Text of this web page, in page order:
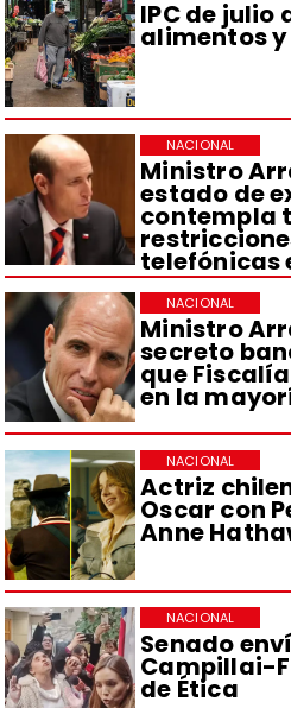
IPC de julio
alimentos
Ministro
estado de
contempla
telefónicas
NACIONAL
Ministro
secreto
que
en la
NACIONAL
Actriz
Oscar con
Anne
NACIONAL
Senado
Campillai-
de Ética
NACIONAL